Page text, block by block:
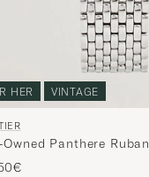
HER VINTAGE
Owned Panthere Ruban